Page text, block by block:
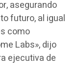
asegurando
futuro, al igual
como
Labs», dijo
ejecutiva de